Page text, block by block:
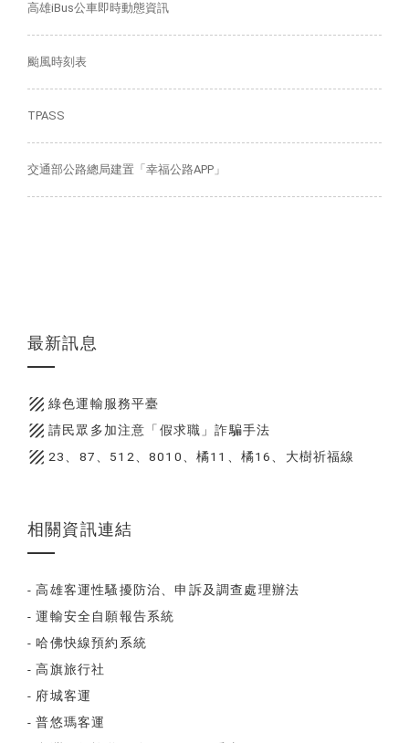
高雄iBus公車即時動態資訊
颱風時刻表
TPASS
交通部公路總局建置「幸福公路APP」
最新訊息
texture 綠色運輸服務平臺
texture 請民眾多加注意「假求職」詐騙手法
texture 23、87、512、8010、橘11、橘16、大樹祈福線
相關資訊連結
- 高雄客運性騷擾防治、申訴及調查處理辦法
- 運輸安全自願報告系統
- 哈佛快線預約系統
- 高旗旅行社
- 府城客運
- 普悠瑪客運